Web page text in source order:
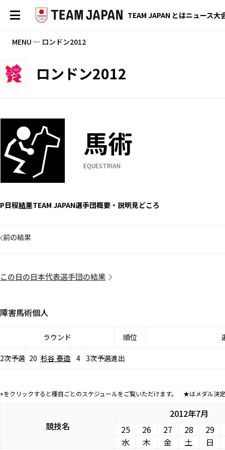
TEAM JAPAN とはニュース大
MENU ─ ロンドン2012
ロンドン2012
馬術
EQUESTRIAN
日程結果TEAM JAPAN選手団概要・説明見どころ
前の結果
この日の日本代表選手団の結果
障害馬術個人
ラウンド 順位
2次予選 20 杉谷 泰造 4 3次予選進出
+をクリックすると種目ごとのスケジュールをご覧いただけます。 ★はメダル決
競技名
2012年7月
25
26 27 28
29
水
木 金 土
日